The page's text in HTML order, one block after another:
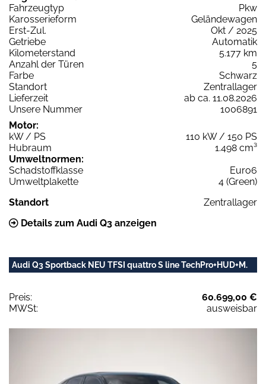
Fahrzeugtyp
Pkw
Karosserieform
Geländewagen
Erst-Zul.
Okt / 2025
Getriebe
Automatik
Kilometerstand
5.177 km
Anzahl der Türen
5
Farbe
Schwarz
Standort
Zentrallager
Lieferzeit
ab ca. 11.08.2026
Unsere Nummer
1006891
Motor:
kW / PS
110 kW / 150 PS
Hubraum
1.498 cm³
Umweltnormen:
Schadstoffklasse
Euro6
Umweltplakette
4 (Green)
Standort
Zentrallager
Details zum Audi Q3 anzeigen
Audi Q3 Sportback NEU TFSI quattro S line TechPro+HUD+M.
Preis:
60.699,00 €
MWSt:
ausweisbar